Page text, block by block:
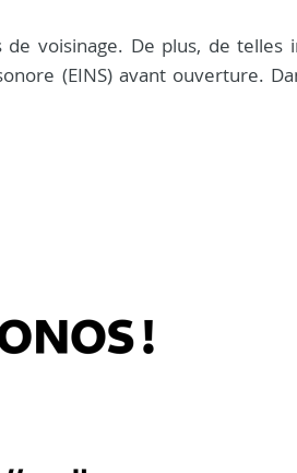
voisinage. De plus, de telles
(EINS) avant ouverture.